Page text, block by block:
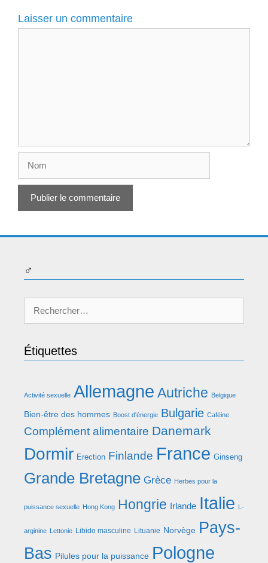
Laisser un commentaire
♂
Rechercher :
Étiquettes
Activité sexuelle Allemagne Autriche Belgique
Bien-être des hommes Boost d'énergie Bulgarie Caféine
Complément alimentaire Danemark
Dormir Erection Finlande France Ginseng
Grande Bretagne Grèce Herbes pour la
puissance sexuelle Hong Kong Hongrie Irlande Italie L-
arginine Lettonie Libido masculine Lituanie Norvège Pays-
Bas Pilules pour la puissance Pologne